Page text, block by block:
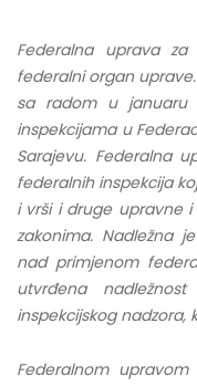
Federalna uprava za
federalni organ
sa radom u januaru
inspekcijama u
Sarajevu. Federalna
federalnih inspekcija
i vrši i druge upravne
zakonima. Nadležna
nad primjenom
utvrđena
inspekcijskog nadzora,
Federalnom